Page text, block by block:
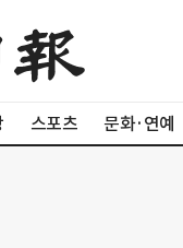
스포츠 문화·연예